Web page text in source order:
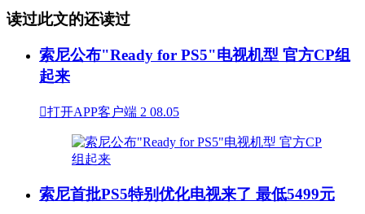
读过此文的还读过
索尼公布"Ready for PS5"电视机型 官方CP组
起来
打开APP客户端 2 08.05
索尼首批PS5特别优化电视来了 最低5499元